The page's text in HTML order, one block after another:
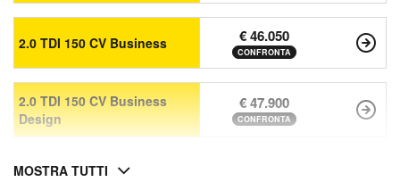
2.0 TDI 150 CV Business € 46.050
CONFRONTA
2.0 TDI 150 CV Business
Design
€ 47.900
CONFRONTA
MOSTRA TUTTI